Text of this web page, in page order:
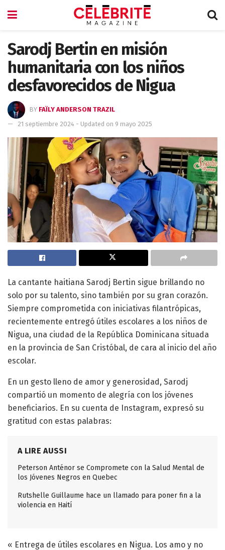
Sarodj Bertin en misión
humanitaria con los niños
desfavorecidos de Nigua
BY FAÏLY ANDERSON TRAZIL
21 septiembre 2024 - Updated on 9 mayo 2025
La cantante haitiana Sarodj Bertin sigue brillando no
solo por su talento, sino también por su gran corazón.
Siempre comprometida con iniciativas filantrópicas,
recientemente entregó útiles escolares a los niños de
Nigua, una ciudad de la República Dominicana situada
en la provincia de San Cristóbal, de cara al inicio del año
escolar.
En un gesto lleno de amor y generosidad, Sarodj
compartió un momento de alegría con los jóvenes
beneficiarios. En su cuenta de Instagram, expresó su
gratitud con estas palabras:
A LIRE AUSSI
Peterson Anténor se Compromete con la Salud Mental de
los Jóvenes Negros en Quebec
Rutshelle Guillaume hace un llamado para poner fin a la
violencia en Haití
« Entrega de útiles escolares en Nigua. Los amo y no